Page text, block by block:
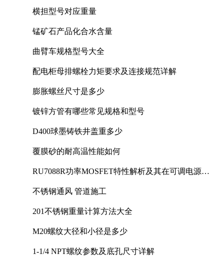
横担型号对应重量
锰矿石产品化合水含量
曲臂车规格型号大全
配电柜母排螺栓力矩要求及连接规范详解
膨胀螺丝尺寸是多少
镀锌方管有哪些常见规格和型号
D400球墨铸铁井盖重多少
覆膜砂的耐高温性能如何
RU7088R功率MOSFET特性解析及其在可调电源设
不锈钢通风 管道施工
201不锈钢重量计算方法大全
M20螺纹大径和小径是多少
1-1/4 NPT螺纹参数及底孔尺寸详解